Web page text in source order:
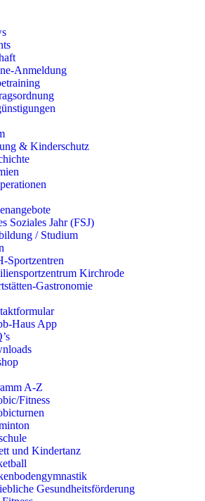
Anmeldung
& Kinderschutz
Soziales Jahr (FSJ)
/ Studium
Sportzentren
Kirchrode
Gastronomie
Haus App
A-Z
Fitness
und Kindertanz
Gesundheitsförderung